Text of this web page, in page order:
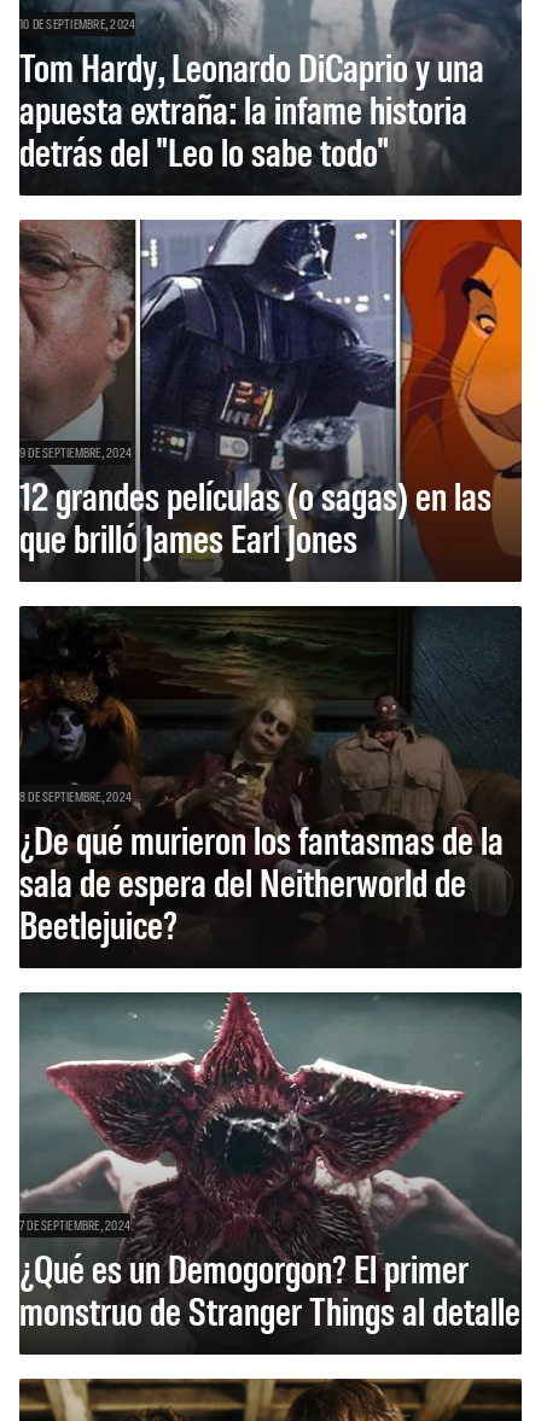
10 DE SEPTIEMBRE, 2024
Tom Hardy, Leonardo DiCaprio y una
apuesta extraña: la infame historia
detrás del "Leo lo sabe todo"
9 DE SEPTIEMBRE, 2024
12 grandes películas (o sagas) en las
que brilló James Earl Jones
8 DE SEPTIEMBRE, 2024
¿De qué murieron los fantasmas de la
sala de espera del Neitherworld de
Beetlejuice?
7 DE SEPTIEMBRE, 2024
¿Qué es un Demogorgon? El primer
monstruo de Stranger Things al detalle